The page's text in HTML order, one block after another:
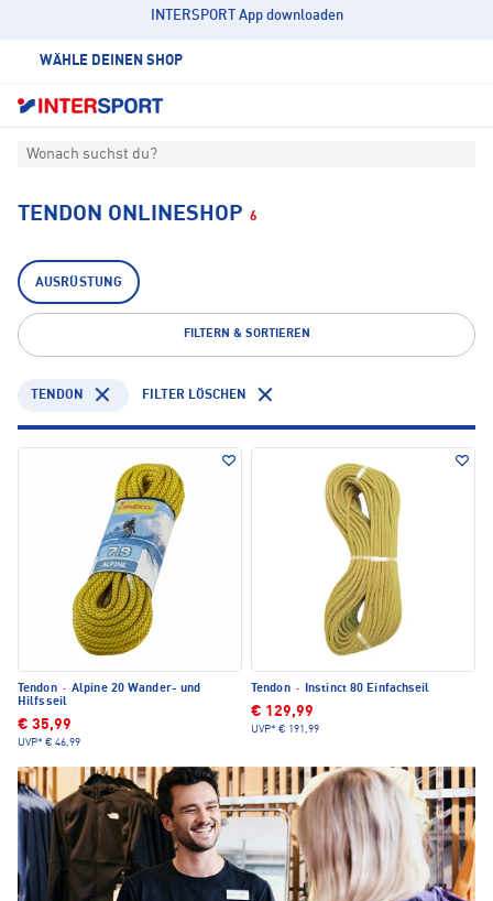
INTERSPORT App downloaden
WÄHLE DEINEN SHOP
Wonach suchst du?
TENDON ONLINESHOP 6
AUSRÜSTUNG
FILTERN & SORTIEREN
TENDON FILTER LÖSCHEN
Tendon · Alpine 20 Wander- und
Hilfsseil
€ 35,99
UVP* € 46,99
Tendon · Instinct 80 Einfachseil
€ 129,99
UVP* € 191,99